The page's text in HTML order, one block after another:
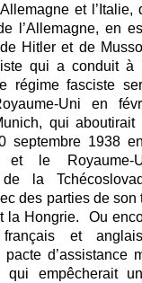
et
l’Allemagne, en
Hitler et de
qui a conduit
régime fasciste
Uni en
qui
septembre 1938
et le
de la
des parties de
la Hongrie. Ou
français et
pacte d’assistance
qui empêcherait